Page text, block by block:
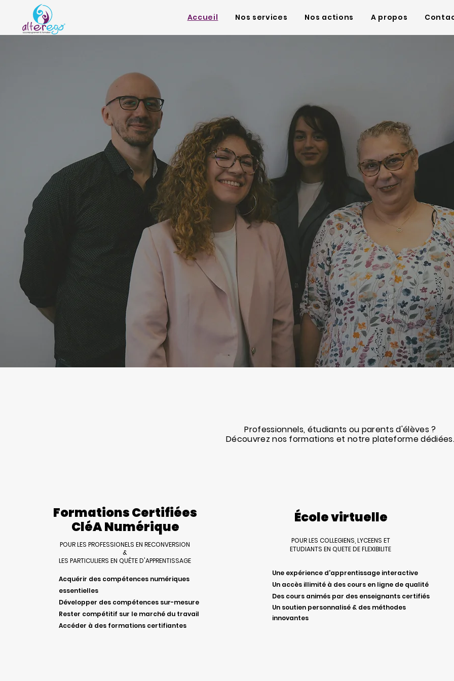
Accueil Nos services Nos actions A propos
AlterEgo : Ensemble pour la
réussite de vos projets
éducatifs et professionnels
Bienvenue sur notre site dédié à l'éducation et à la formation professionnelle.
Découvrez nos services
Professionnels, étudiants ou parents d'élèves ?
Découvrez nos formations et notre plateforme dédiées.
Formations Certifiées
CléA Numérique
POUR LES PROFESSIONELS EN RECONVERSION
&
LES PARTICULIERS EN QUÊTE D'APPRENTISSAGE
Acquérir des compétences numériques
essentielles
Développer des compétences sur-mesure
Rester compétitif sur le marché du travail
Accéder à des formations certifiantes
École virtuelle
POUR LES COLLEGIENS, LYCEENS ET
ETUDIANTS EN QUETE DE FLEXIBILITE
Une expérience d'apprentissage interactive
Un accès illimité à des cours en ligne de qualité
Des cours animés par des enseignants certifiés
Un soutien personnalisé & des méthodes
innovantes